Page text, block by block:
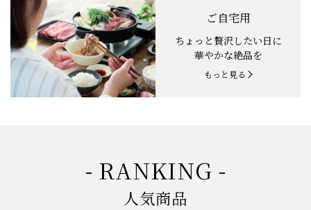
ご自宅用
ちょっと贅沢したい日に
華やかな絶品を
もっと見る
- RANKING -
人気商品